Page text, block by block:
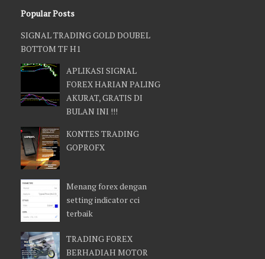
Popular Posts
SIGNAL TRADING GOLD DOUBEL
BOTTOM TF H1
APLIKASI SIGNAL
FOREX HARIAN PALING
AKURAT, GRATIS DI
BULAN INI !!!
KONTES TRADING
GOPROFX
Menang forex dengan
setting indicator cci
terbaik
TRADING FOREX
BERHADIAH MOTOR